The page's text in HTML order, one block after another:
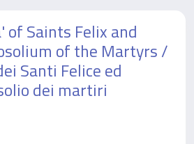
of Saints Felix and
of the Martyrs /
Santi Felice ed
dei martiri